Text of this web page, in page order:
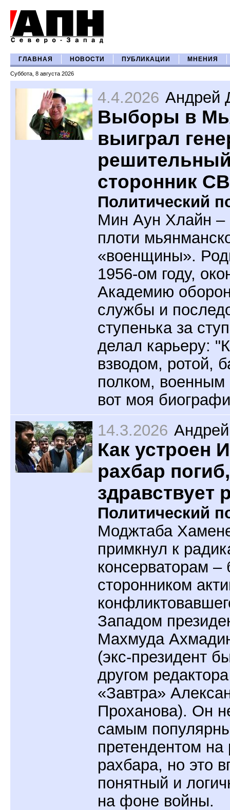
ГЛАВНАЯ НОВОСТИ ПУБЛИКАЦИИ МНЕНИЯ
Суббота, 8 августа 2026
4.4.2026 Андрей
Выборы в
выиграл
сторонник
Политический
Мин Аун Хлайн –
плоти
«военщины».
1956-ом году,
Академию
службы и
ступенька за
делал карьеру:
взводом, ротой,
полком, военным
вот моя
14.3.2026
Как устроен
рахбар
здравствует
Политический
Моджтаба
примкнул к
консерваторам –
сторонником
Западом
Махмуда
(экс-президент
другом
«Завтра»
Проханова). Он
самым
претендентом на
рахбара, но это
понятный и
на фоне войны.